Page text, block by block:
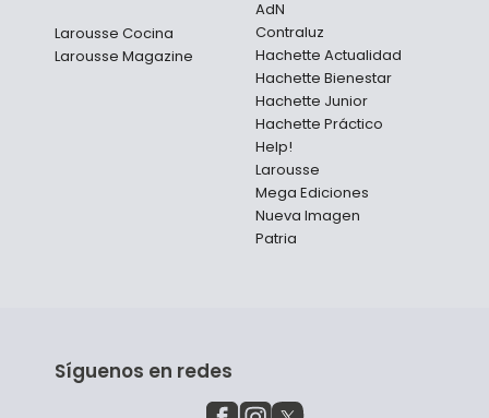
Larousse Cocina
Larousse Magazine
AdN
Contraluz
Hachette Actualidad
Hachette Bienestar
Hachette Junior
Hachette Práctico
Help!
Larousse
Mega Ediciones
Nueva Imagen
Patria
Síguenos en redes